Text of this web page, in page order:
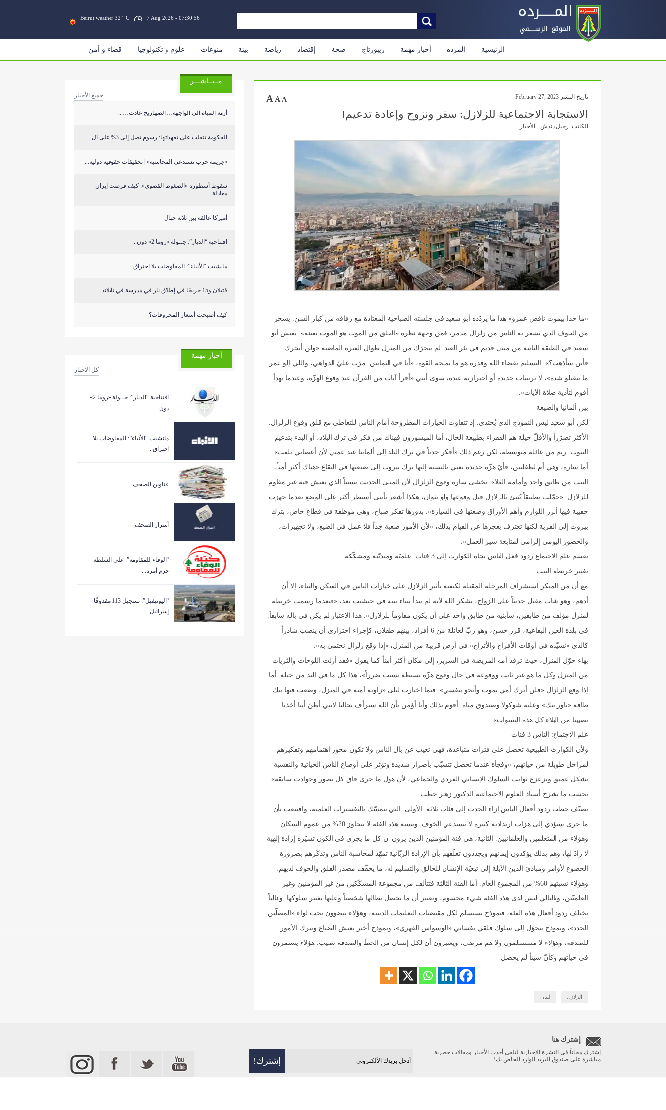
Beirut weather 32 ° C 7 Aug 2026 - 07:30:56
الرئيسية المرده أخبار مهمة ريبورتاج صحة إقتصاد رياضة بيئة منوعات علوم و تكنولوجيا قضاء و أمن
تاريخ النشر February 27, 2023 A A A
الاستجابة الاجتماعية للزلازل: سفر ونزوح وإعادة تدعيم!
الكاتب: رحيل دندش - الأخبار
«ما حدا بيموت ناقص عمرو» هذا ما يردّده أبو سعيد في جلسته الصباحية المعتادة مع رفاقه من كبار السن. يسخر
من الخوف الذي يشعر به الناس من زلزال مدمر، فمن وجهة نظره «القلق من الموت هو الموت بعينه». يعيش أبو
سعيد في الطبقة الثانية من مبنى قديم في بئر العبد. لم يتحرّك من المنزل طوال الفترة الماضية «ولن أتحرك…
فأين سأذهب؟». التسليم بقضاء الله وقدره هو ما يمنحه القوة، «أنا في الثمانين. مرّت عليّ الدواهي، واللي إلو عمر
ما بتقتلو شدة»، لا ترتيبات جديدة أو احترازية عنده، سوى أنني «أقرأ آيات من القرآن عند وقوع الهزّة، وعندما تهدأ
أقوم لتأدية صلاة الآيات».
بين ألمانيا والضيعة
لكن أبو سعيد ليس النموذج الذي يُحتذى. إذ تتفاوت الخيارات المطروحة أمام الناس للتعاطي مع قلق وقوع الزلزال.
الأكثر تضرّراً والأقلّ حيلة هم الفقراء بطبيعة الحال، أما الميسورون فهناك من فكر في ترك البلاد، أو البدء بتدعيم
البيوت. ريم من عائلة متوسطة، لكن رغم ذلك «أفكر جدياً في ترك البلد إلى ألمانيا عند عمتي لأن أعصابي تلفت».
أما سارة، وهي أم لطفلتين، فأيّ هزّة جديدة تعني بالنسبة إليها ترك بيروت إلى ضيعتها في البقاع «هناك أكثر أمناً،
البيت من طابق واحد وأمامه الفلا». تخشى سارة وقوع الزلزال لأن المبنى الحديث نسبياً الذي تعيش فيه غير مقاوم
للزلازل. «حمّلت تطبيقاً يُنبئ بالزلازل قبل وقوعها ولو بثوان، هكذا أشعر بأنني أسيطر أكثر على الوضع بعدما جهزت
حقيبة فيها أبرز اللوازم وأهم الأوراق وضعتها في السيارة». بدورها تفكر صباح، وهي موظفة في قطاع خاص، بترك
بيروت إلى القرية لكنها تعترف بعجزها عن القيام بذلك، «لأن الأمور صعبة جداً فلا عمل في الضيع، ولا تجهيزات،
والحضور اليومي إلزامي لمتابعة سير العمل».
يقسّم علم الاجتماع ردود فعل الناس تجاه الكوارث إلى 3 فئات: علميّة ومتديّنة ومشكّكة
تغيير خريطة البيت
مع أن من المبكر استشراف المرحلة المقبلة لكيفية تأثير الزلازل على خيارات الناس في السكن والبناء، إلا أن
أدهم، وهو شاب مقبل حديثاً على الزواج، يشكر الله لأنه لم يبدأ ببناء بيته في جبشيت بعد، «فبعدما رسمت خريطة
لمنزل مؤلف من طابقين، سأبنيه من طابق واحد على أن يكون مقاوماً للزلازل». هذا الاعتبار لم يكن في باله سابقاً.
في بلدة العين البقاعية، قرر حسن، وهو ربّ لعائلة من 6 أفراد، بينهم طفلان، كإجراء احترازي أن ينصب شادراً
كالذي «نشيّده في أوقات الأفراح والأتراح» في أرض قريبة من المنزل، «إذا وقع زلزال نحتمي به».
بهاء حوّل المنزل، حيث ترقد أمه المريضة في السرير، إلى مكان أكثر أمناً كما يقول «فقد أزلت اللوحات والثريات
من المنزل وكل ما هو غير ثابت ووقوعه في حال وقوع هزّة بسيطة يسبب ضرراً»، هذا كل ما في اليد من حيلة. أما
إذا وقع الزلزال «فلن أترك أمي تموت وأنجو بنفسي». فيما اختارت ليلى «زاوية آمنة في المنزل، وضعت فيها بنك
طاقة «باور بنك» وعلبة شوكولا وصندوق مياه. أقوم بذلك وأنا أؤمن بأن الله سيرأف بحالنا لأنني أظنّ أننا أخذنا
نصيبنا من البلاء كل هذه السنوات».
علم الاجتماع: الناس 3 فئات
ولأن الكوارث الطبيعية تحصل على فترات متباعدة، فهي تغيب عن بال الناس ولا تكون محور اهتمامهم وتفكيرهم
لمراحل طويلة من حياتهم، «وفجأة عندما تحصل تتسبّب بأضرار شديدة وتؤثر على أوضاع الناس الحياتية والنفسية
بشكل عميق وتزعزع ثوابت السلوك الإنساني الفردي والجماعي، لأن هول ما جرى فاق كل تصور وحوادث سابقة»
بحسب ما يشرح أستاذ العلوم الاجتماعية الدكتور زهير حطب.
يصنّف حطب ردود أفعال الناس إزاء الحدث إلى فئات ثلاثة. الأولى: التي تتمسّك بالتفسيرات العلمية، واقتنعت بأن
ما جرى سيؤدي إلى هزات ارتدادية كثيرة لا تستدعي الخوف. ونسبة هذه الفئة لا تتجاوز 20% من عموم السكان
وهؤلاء من المتعلمين والعلمانيين. الثانية، هي فئة المؤمنين الذين يرون أن كل ما يجري في الكون تسيّره إرادة إلهية
لا رادّ لها، وهم بذلك يؤكدون إيمانهم ويجددون تعلّقهم بأن الإرادة الربّانية تمهّد لمحاسبة الناس وتذكّرهم بضرورة
الخضوع لأوامر ومبادئ الدين الآيلة إلى تبعيّة الإنسان للخالق والتسليم له، ما يخفّف مصدر القلق والخوف لديهم،
وهؤلاء نسبتهم 60% من المجموع العام. أما الفئة الثالثة فتتألف من مجموعة المشكّكين من غير المؤمنين وغير
العلميّين، وبالتالي ليس لدى هذه الفئة شيء محسوم، وتعتبر أن ما يحصل يطالها شخصياً وعليها تغيير سلوكها. وغالباً
تختلف ردود أفعال هذه الفئة، فنموذج يستسلم لكل مقتضيات التعليمات الدينية، وهؤلاء ينضوون تحت لواء «المصلّين
الجدد»، ونموذج يتحوّل إلى سلوك قلقي نفساني «الوسواس القهري»، ونموذج أخير يعيش الضياع ويترك الأمور
للصدفة، وهؤلاء لا مستسلمون ولا هم مرضى، ويعتبرون أن لكل إنسان من الحظّ والصدفة نصيب. هؤلاء يستمرون
في حياتهم وكأنّ شيئاً لم يحصل.
الزلازل لبنان
مــبــاشـــر
جميع الأخبار
أزمة المياه الى الواجهة… الصهاريج عادت…...
الحكومة تنقلب على تعهداتها: رسوم تصل إلى 3% على ال...
«جريمة حرب تستدعي المحاسبة» | تحقيقات حقوقية دولية...
سقوط أسطورة «الضغوط القصوى»: كيف فرضت إيران
معادلة...
أميركا عالقة بين ثلاثة حبال
افتتاحية “الديار”: جــولة «روما 2» دون...
مانشيت “الأنباء”: المفاوضات بلا اختراق...
قتيلان و15 جريحًا في إطلاق نار في مدرسة في تايلاند...
كيف أصبحت أسعار المحروقات؟
أخبار مهمة
كل الاخبار
افتتاحية “الديار”: جــولة «روما 2»
دون...
مانشيت “الأنباء”: المفاوضات بلا
اختراق...
عناوين الصحف
أسرار الصحف
“الوفاء للمقاومة”: على السلطة
حزم أمره...
“اليونيفيل”: تسجيل 113 مقذوفًا
إسرائيل...
إشترك هنا
إشترك مجاناً في النشرة الإخبارية لتلقي أحدث الأخبار ومقالات حصرية
مباشرة على صندوق البريد الوارد الخاص بك!